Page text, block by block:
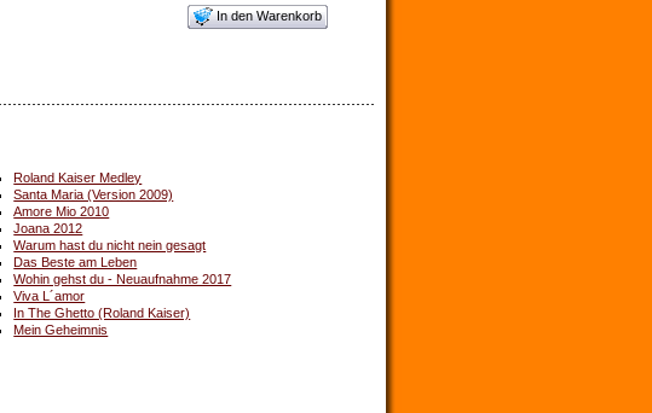
In den Warenkorb
Roland Kaiser Medley
Santa Maria (Version 2009)
Amore Mio 2010
Joana 2012
Warum hast du nicht nein gesagt
Das Beste am Leben
Wohin gehst du - Neuaufnahme 2017
Viva L´amor
In The Ghetto (Roland Kaiser)
Mein Geheimnis